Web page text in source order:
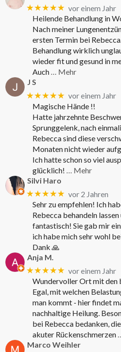
★★★★★ vor einem Jahr
Heilende Behandlung in
Nach meiner
ersten Termin bei
Behandlung wirklich
wieder fit und gesund in
Auch … Mehr
J S
★★★★★ vor einem Jahr
Magische Hände !!
Hatte jahrzehnte
Sprunggelenk, nach
Rebecca sind diese
Monaten nicht wieder
Ich hatte schon so viel
glücklich!
… Mehr
Silvi Haro
★★★★★ vor 2 Jahren
Sehr zu empfehlen! Ich
Rebecca behandeln
fantastisch! Sie gab mir
ich habe mich sehr wohl
Dank 🙏
Anja M.
★★★★★ vor einem Jahr
Wundervoller Ort mit den
Egal, mit welchen
man kommt - hier findet
nachhaltige Heilung.
bei Rebecca bedanken,
akuter Rückenschmerzen
Marco Weihler